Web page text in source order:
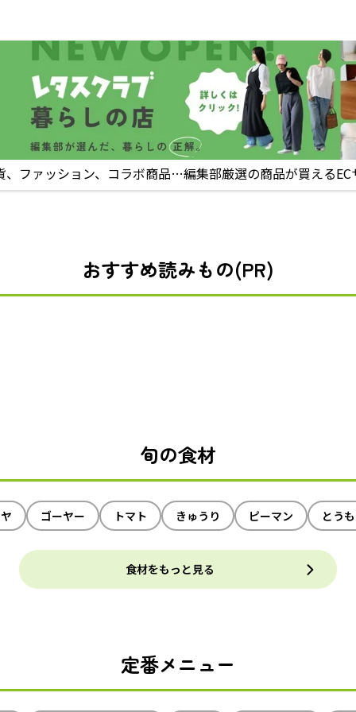
、ファッション、コラボ商品…編集部厳選の商品が買えるEC
おすすめ読みもの(PR)
旬の食材
ゴーヤー トマト きゅうり ピーマン とう
食材をもっと見る
定番メニュー